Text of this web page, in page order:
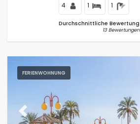
4 1 1
Durchschnittliche Bewertung
13 Bewertungen
FERIENWOHNUNG
Previous